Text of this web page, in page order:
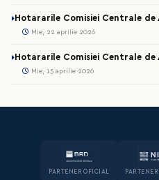
Hotararile Comisiei Centrale
Mie, 22 aprilie 2026
Hotararile Comisiei Centrale de
Mie, 15 aprilie 2026
PARTENER OFICIAL